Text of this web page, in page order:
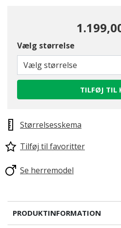
Vælg størrelse
Vælg størrelse
TILFØJ TIL
Størrelsesskema
Tilføj til favoritter
Se herremodel
PRODUKTINFORMATION